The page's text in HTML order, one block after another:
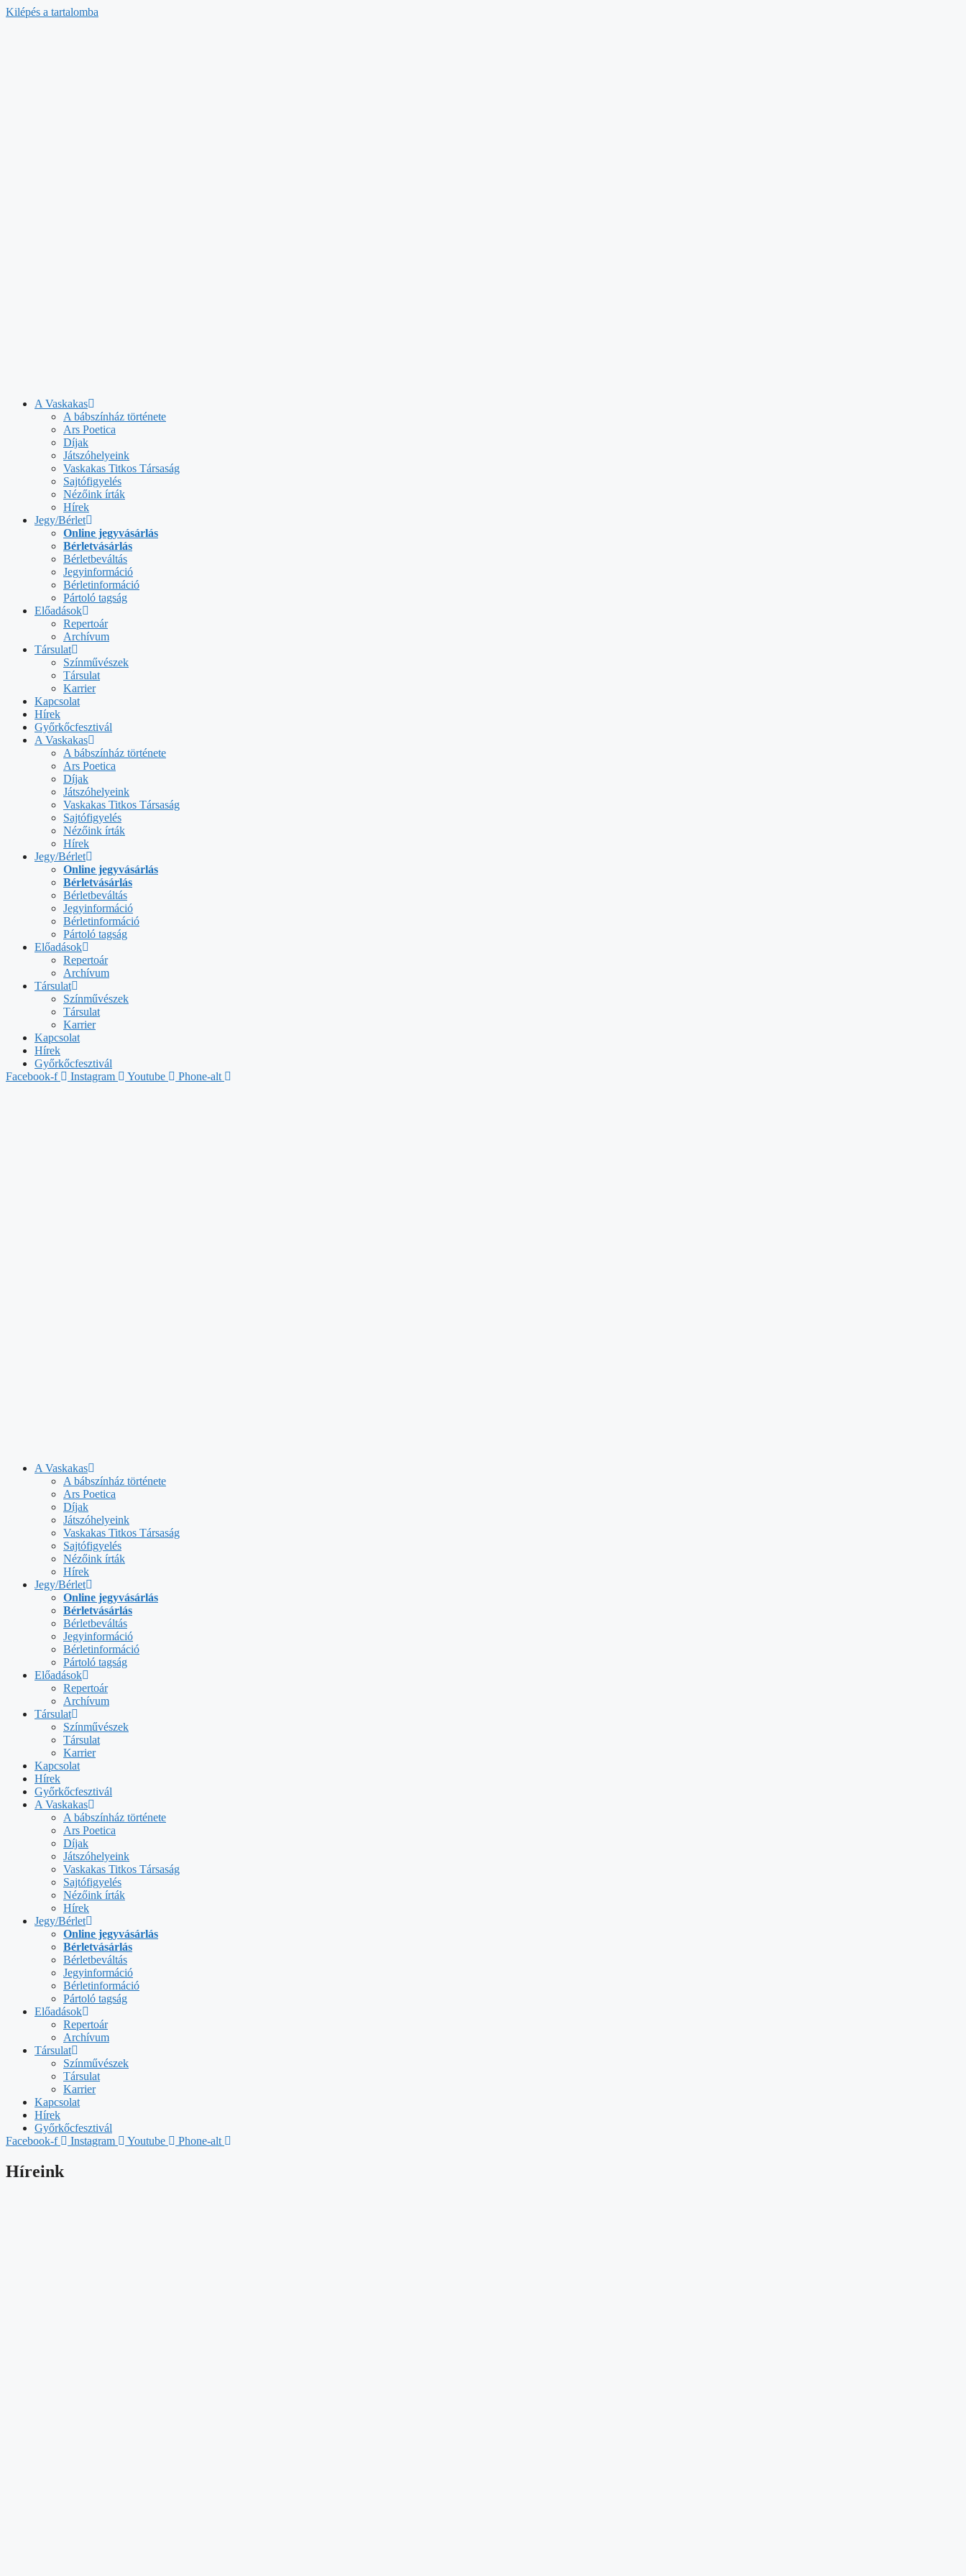
Kilépés a tartalomba
A Vaskakas
A bábszínház története
Ars Poetica
Díjak
Játszóhelyeink
Vaskakas Titkos Társaság
Sajtófigyelés
Nézőink írták
Hírek
Jegy/Bérlet
Online jegyvásárlás
Bérletvásárlás
Bérletbeváltás
Jegyinformáció
Bérletinformáció
Pártoló tagság
Előadások
Repertoár
Archívum
Társulat
Színművészek
Társulat
Karrier
Kapcsolat
Hírek
Győrkőcfesztivál
A Vaskakas
A bábszínház története
Ars Poetica
Díjak
Játszóhelyeink
Vaskakas Titkos Társaság
Sajtófigyelés
Nézőink írták
Hírek
Jegy/Bérlet
Online jegyvásárlás
Bérletvásárlás
Bérletbeváltás
Jegyinformáció
Bérletinformáció
Pártoló tagság
Előadások
Repertoár
Archívum
Társulat
Színművészek
Társulat
Karrier
Kapcsolat
Hírek
Győrkőcfesztivál
Facebook-f
Instagram Youtube Phone-alt
A Vaskakas
A bábszínház története
Ars Poetica
Díjak
Játszóhelyeink
Vaskakas Titkos Társaság
Sajtófigyelés
Nézőink írták
Hírek
Jegy/Bérlet
Online jegyvásárlás
Bérletvásárlás
Bérletbeváltás
Jegyinformáció
Bérletinformáció
Pártoló tagság
Előadások
Repertoár
Archívum
Társulat
Színművészek
Társulat
Karrier
Kapcsolat
Hírek
Győrkőcfesztivál
A Vaskakas
A bábszínház története
Ars Poetica
Díjak
Játszóhelyeink
Vaskakas Titkos Társaság
Sajtófigyelés
Nézőink írták
Hírek
Jegy/Bérlet
Online jegyvásárlás
Bérletvásárlás
Bérletbeváltás
Jegyinformáció
Bérletinformáció
Pártoló tagság
Előadások
Repertoár
Archívum
Társulat
Színművészek
Társulat
Karrier
Kapcsolat
Hírek
Győrkőcfesztivál
Facebook-f
Instagram Youtube Phone-alt
Híreink